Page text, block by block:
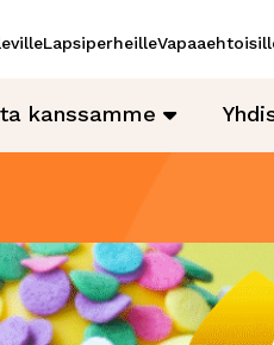
Lapsiperheille
kanssamme